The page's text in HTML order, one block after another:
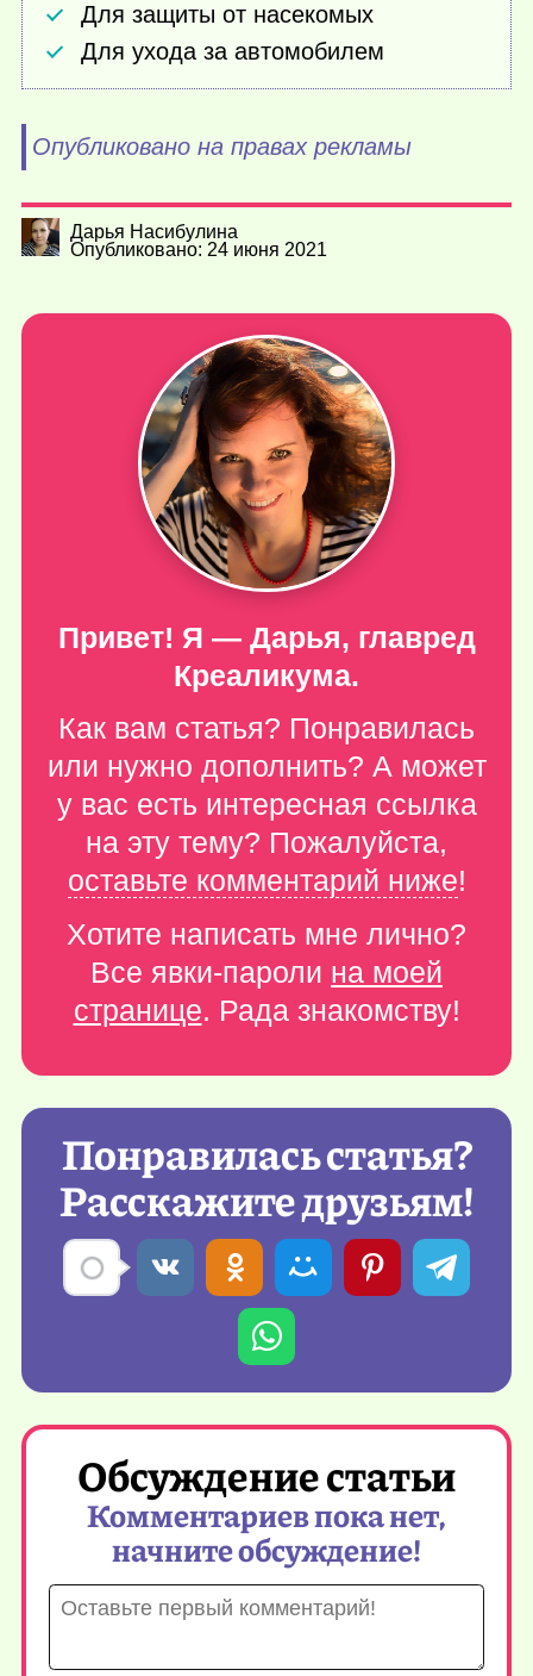
Для защиты от насекомых
Для ухода за автомобилем
Опубликовано на правах рекламы
Дарья Насибулина
Опубликовано: 24 июня 2021
Привет! Я — Дарья, главред
Креаликума.
Как вам статья? Понравилась
или нужно дополнить? А может
у вас есть интересная ссылка
на эту тему? Пожалуйста,
оставьте комментарий ниже!
Хотите написать мне лично?
Все явки-пароли на моей
странице. Рада знакомству!
Понравилась статья?
Расскажите друзьям!
Обсуждение статьи
Комментариев пока нет,
начните обсуждение!